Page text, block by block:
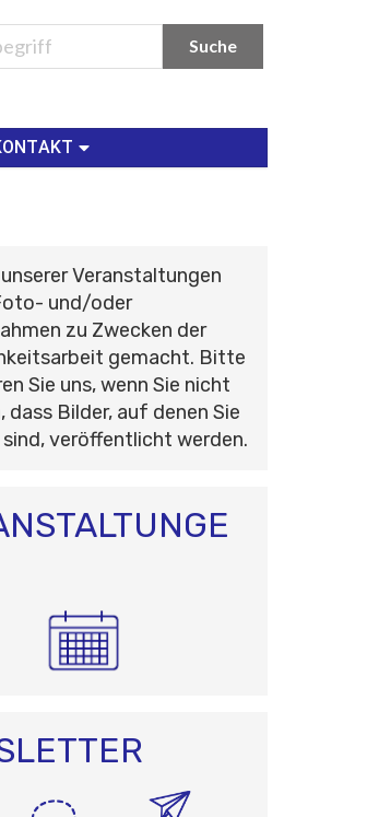
Veranstaltungen
und/oder
zu Zwecken der
gemacht. Bitte
Sie uns, wenn Sie nicht
dass Bilder, auf denen Sie
sind, veröffentlicht werden.